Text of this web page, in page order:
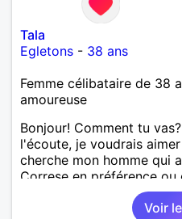
Tala
Egletons - 38 ans
Femme célibataire de 38
amoureuse
Bonjour! Comment tu
l'écoute, je voudrais
cherche mon homme qui
Correse en préférence
je travaille en CDI et je ne
voyager loin. Merci. Bon
Voir